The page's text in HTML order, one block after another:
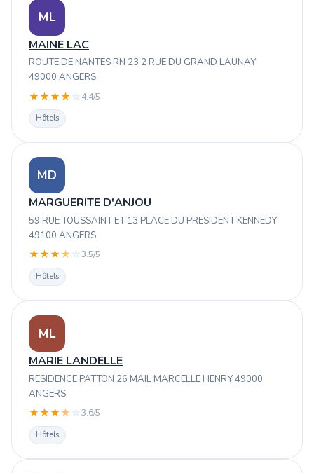
ML
MAINE LAC
ROUTE DE NANTES RN 23 2 RUE DU GRAND LAUNAY
49000 ANGERS
★★★★ ☆ 4.4/5
Hôtels
MD
MARGUERITE D'ANJOU
59 RUE TOUSSAINT ET 13 PLACE DU PRESIDENT KENNEDY
49100 ANGERS
★★★★ ☆3.5/5
Hôtels
ML
MARIE LANDELLE
RESIDENCE PATTON 26 MAIL MARCELLE HENRY 49000
ANGERS
★★★★ ☆3.6/5
Hôtels